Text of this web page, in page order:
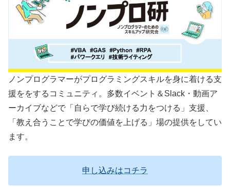
ノンプログラマーがプログラミングスキルを身に着ける支
援ををするコミュニティ。多数イベント＆Slack・動画ア
ーカイブなどで「自らで学び続ける力をつける」支援、
「教え合うことで学びの価値を上げる」場の提供をしてい
ます。
申し込みはコチラ